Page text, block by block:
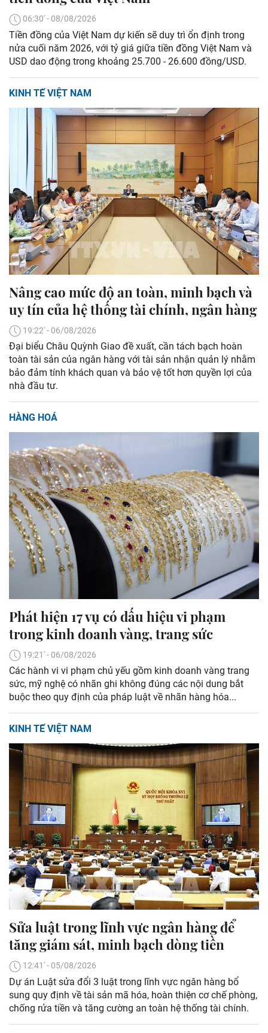
06:30' - 08/08/2026
Tiền đồng của Việt Nam dự kiến sẽ duy trì ổn định trong
nửa cuối năm 2026, với tỷ giá giữa tiền đồng Việt Nam và
USD dao động trong khoảng 25.700 - 26.600 đồng/USD.
KINH TẾ VIỆT NAM
Nâng cao mức độ an toàn, minh bạch và
uy tín của hệ thống tài chính, ngân hàng
19:22' - 06/08/2026
Đại biểu Châu Quỳnh Giao đề xuất, cần tách bạch hoàn
toàn tài sản của ngân hàng với tài sản nhận quản lý nhằm
bảo đảm tính khách quan và bảo vệ tốt hơn quyền lợi của
nhà đầu tư.
HÀNG HOÁ
Phát hiện 17 vụ có dấu hiệu vi phạm
trong kinh doanh vàng, trang sức
19:21' - 06/08/2026
Các hành vi vi phạm chủ yếu gồm kinh doanh vàng trang
sức, mỹ nghệ có nhãn ghi không đúng các nội dung bắt
buộc theo quy định của pháp luật về nhãn hàng hóa...
KINH TẾ VIỆT NAM
Sửa luật trong lĩnh vực ngân hàng để
tăng giám sát, minh bạch dòng tiền
12:41' - 05/08/2026
Dự án Luật sửa đổi 3 luật trong lĩnh vực ngân hàng bổ
sung quy định về tài sản mã hóa, hoàn thiện cơ chế phòng,
chống rửa tiền và tăng cường an toàn hệ thống tài chính.